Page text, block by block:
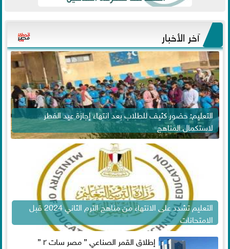
آخر الأخبار
التعليم: حضور كثيف للطلاب بعد انتهاء إجازة عيد الفطر
لاستكمال المناهج
التعليم تشدد على الانتهاء من مناهج الترم الثاني 2024 قبل
الامتحانات
إطلاق القمر الصناعي ” مصر سات ٢ ”